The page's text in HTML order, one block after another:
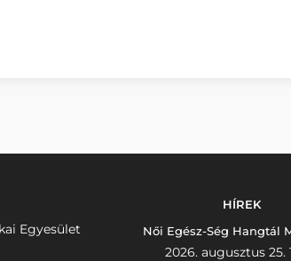
Egyesület
HÍREK
Női Egész-Ség Hangtál
2026. augusztus 25.